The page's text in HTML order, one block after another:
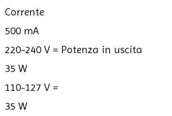
Corrente
500 mA
220-240 V = Potenza in uscita
35 W
110-127 V =
35 W